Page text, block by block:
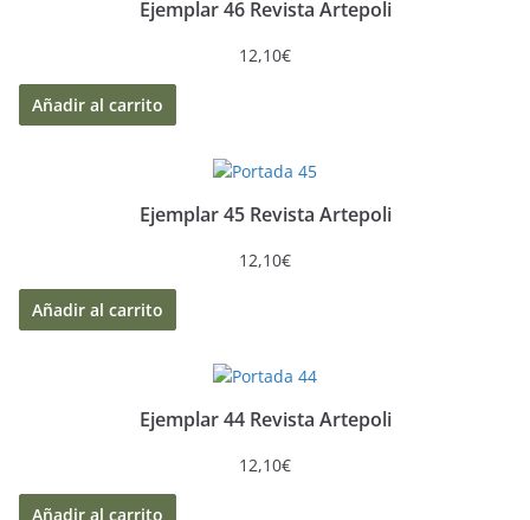
Ejemplar 46 Revista Artepoli
12,10€
Añadir al carrito
Ejemplar 45 Revista Artepoli
12,10€
Añadir al carrito
Ejemplar 44 Revista Artepoli
12,10€
Añadir al carrito